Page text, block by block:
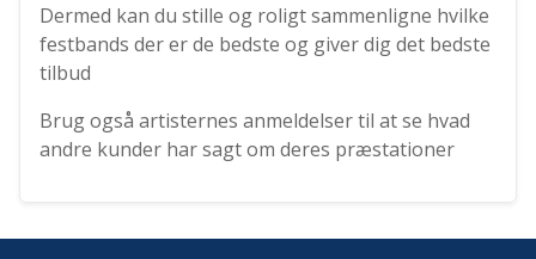
Dermed kan du stille og roligt sammenligne hvilke
festbands der er de bedste og giver dig det bedste
tilbud
Brug også artisternes anmeldelser til at se hvad
andre kunder har sagt om deres præstationer